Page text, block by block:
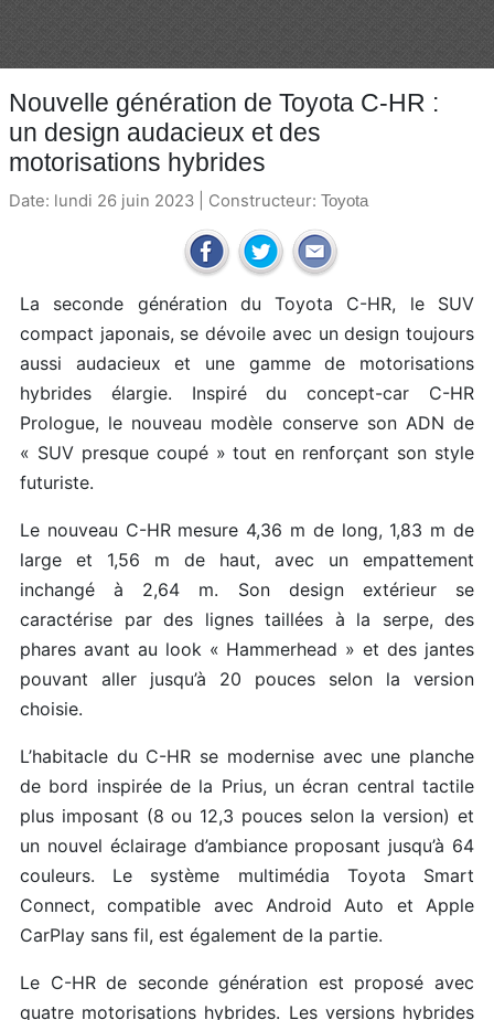
Nouvelle génération de Toyota C-HR :
un design audacieux et des
motorisations hybrides
Date: lundi 26 juin 2023 | Constructeur: Toyota
La seconde génération du Toyota C-HR, le SUV
compact japonais, se dévoile avec un design toujours
aussi audacieux et une gamme de motorisations
hybrides élargie. Inspiré du concept-car C-HR
Prologue, le nouveau modèle conserve son ADN de
« SUV presque coupé » tout en renforçant son style
futuriste.
Le nouveau C-HR mesure 4,36 m de long, 1,83 m de
large et 1,56 m de haut, avec un empattement
inchangé à 2,64 m. Son design extérieur se
caractérise par des lignes taillées à la serpe, des
phares avant au look « Hammerhead » et des jantes
pouvant aller jusqu’à 20 pouces selon la version
choisie.
L’habitacle du C-HR se modernise avec une planche
de bord inspirée de la Prius, un écran central tactile
plus imposant (8 ou 12,3 pouces selon la version) et
un nouvel éclairage d’ambiance proposant jusqu’à 64
couleurs. Le système multimédia Toyota Smart
Connect, compatible avec Android Auto et Apple
CarPlay sans fil, est également de la partie.
Le C-HR de seconde génération est proposé avec
quatre motorisations hybrides. Les versions hybrides